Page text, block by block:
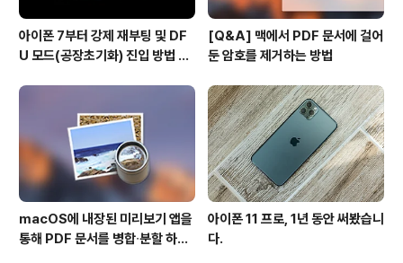
아이폰 7부터 강제 재부팅 및 DF
U 모드(공장초기화) 진입 방법 변
[Q&A] 맥에서 PDF 문서에 걸어
둔 암호를 제거하는 방법
macOS에 내장된 미리보기 앱을
통해 PDF 문서를 병합∙분할 하는
아이폰 11 프로, 1년 동안 써봤습니
다.